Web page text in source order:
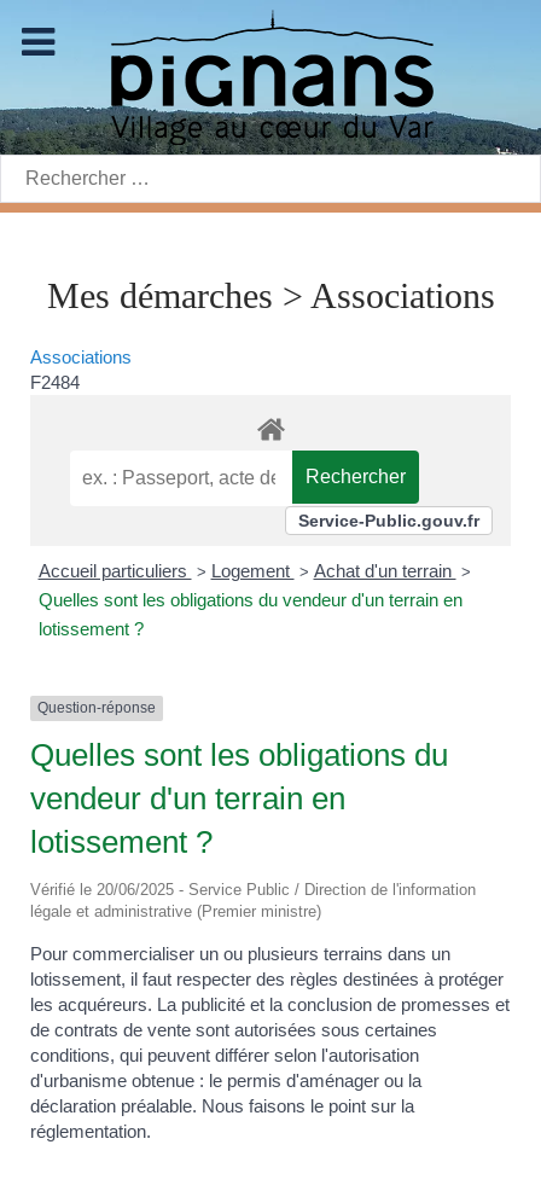
Rechercher:
Mes démarches > Associations
Associations
F2484
Service-Public.gouv.fr
Accueil particuliers > Logement > Achat d'un terrain >
Quelles sont les obligations du vendeur d'un terrain en
lotissement ?
Question-réponse
Quelles sont les obligations du
vendeur d'un terrain en
lotissement ?
Vérifié le 20/06/2025 - Service Public / Direction de l'information
légale et administrative (Premier ministre)
Pour commercialiser un ou plusieurs terrains dans un
lotissement, il faut respecter des règles destinées à protéger
les acquéreurs. La publicité et la conclusion de promesses et
de contrats de vente sont autorisées sous certaines
conditions, qui peuvent différer selon l'autorisation
d'urbanisme obtenue : le permis d'aménager ou la
déclaration préalable. Nous faisons le point sur la
réglementation.